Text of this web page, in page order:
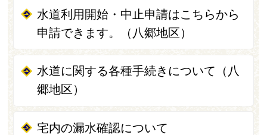
水道利用開始・中止申請はこちらから
申請できます。（八郷地区）
水道に関する各種手続きについて（八
郷地区）
宅内の漏水確認について